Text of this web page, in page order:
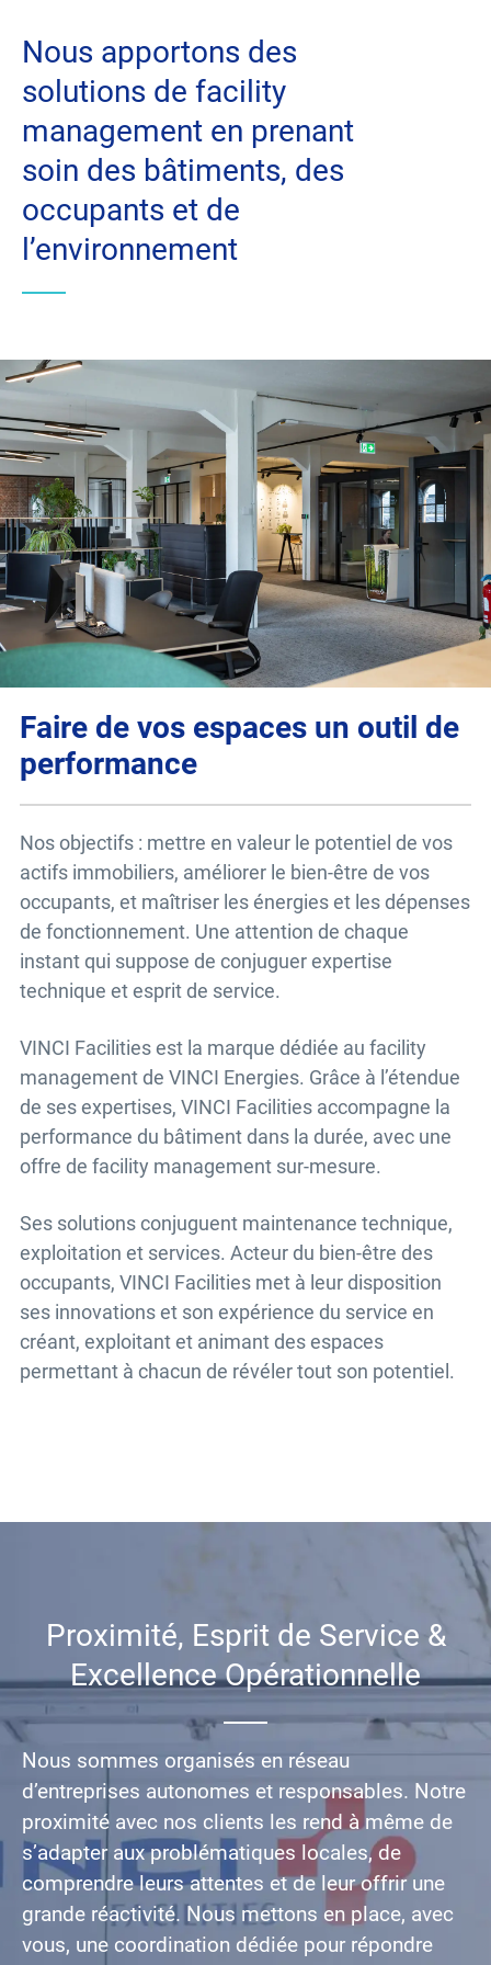
Fournisseurs – Sourcing
Nos solutions
Actualités
Contactez-nous
linkedinfacebookinstagramyoutube
Nous apportons des
solutions de facility
management en prenant
soin des bâtiments, des
occupants et de
l’environnement
Faire de vos espaces un outil de
performance
Nos objectifs : mettre en valeur le potentiel de vos
actifs immobiliers, améliorer le bien-être de vos
occupants, et maîtriser les énergies et les dépenses
de fonctionnement. Une attention de chaque
instant qui suppose de conjuguer expertise
technique et esprit de service.
VINCI Facilities est la marque dédiée au facility
management de VINCI Energies. Grâce à l’étendue
de ses expertises, VINCI Facilities accompagne la
performance du bâtiment dans la durée, avec une
offre de facility management sur-mesure.
Ses solutions conjuguent maintenance technique,
exploitation et services. Acteur du bien-être des
occupants, VINCI Facilities met à leur disposition
ses innovations et son expérience du service en
créant, exploitant et animant des espaces
permettant à chacun de révéler tout son potentiel.
Proximité, Esprit de Service &
Excellence Opérationnelle
Nous sommes organisés en réseau
d’entreprises autonomes et responsables. Notre
proximité avec nos clients les rend à même de
s’adapter aux problématiques locales, de
comprendre leurs attentes et de leur offrir une
grande réactivité. Nous mettons en place, avec
vous, une coordination dédiée pour répondre